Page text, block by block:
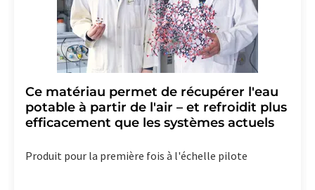
Ce matériau permet de récupérer l'eau
potable à partir de l'air – et refroidit plus
efficacement que les systèmes actuels
Produit pour la première fois à l'échelle pilote